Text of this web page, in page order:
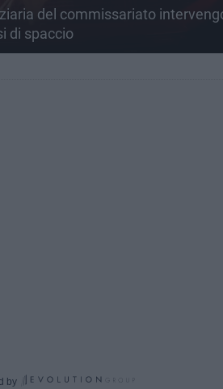
del commissariato
di spaccio
by